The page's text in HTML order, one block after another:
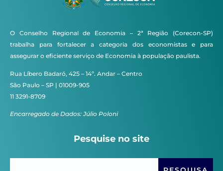
O Conselho Regional de Economia – 2ª Região (Corecon-SP)
trabalha para fortalecer a categoria dos economistas e para
assegurar o eficiente serviço de Economia à população paulista.
Rua Líbero Badaró, 425 – 14º. Andar – Centro
São Paulo – SP | 01009-905
11 3291-8709
Encarregado de Dados: Júlio Poloni
Pesquise no site